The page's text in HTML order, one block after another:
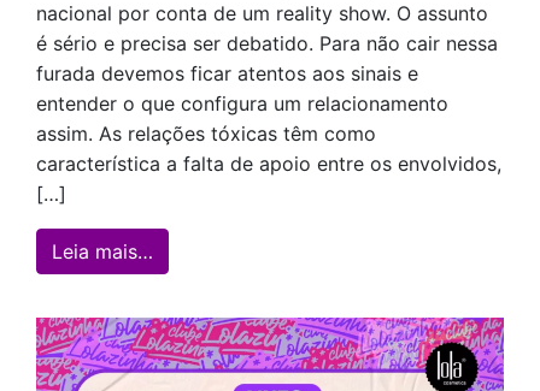
nacional por conta de um reality show. O assunto
é sério e precisa ser debatido. Para não cair nessa
furada devemos ficar atentos aos sinais e
entender o que configura um relacionamento
assim. As relações tóxicas têm como
característica a falta de apoio entre os envolvidos,
[…]
Leia mais…